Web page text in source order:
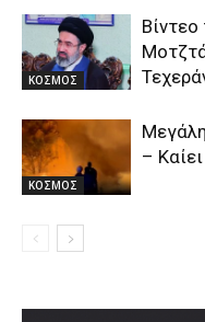
ΚΟΣΜΟΣ
Βίντεο
ΚΟΣΜΟΣ
–